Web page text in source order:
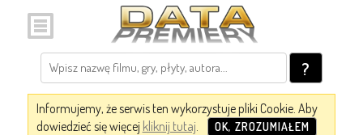
?
Informujemy, że serwis ten wykorzystuje pliki Cookie. Aby
dowiedzieć się więcej kliknij tutaj. OK, ZROZUMIAŁEM